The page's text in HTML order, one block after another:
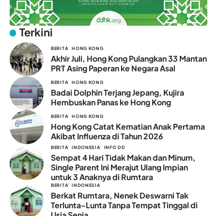
Terkini
BERITA HONG KONG
Akhir Juli, Hong Kong Pulangkan 33 Mantan
PRT Asing Paperan ke Negara Asal
BERITA HONG KONG
Badai Dolphin Terjang Jepang, Kujira
Hembuskan Panas ke Hong Kong
BERITA HONG KONG
Hong Kong Catat Kematian Anak Pertama
Akibat Influenza di Tahun 2026
BERITA INDONESIA INFO DD
Sempat 4 Hari Tidak Makan dan Minum,
Single Parent Ini Merajut Ulang Impian
untuk 3 Anaknya di Rumtara
BERITA INDONESIA
Berkat Rumtara, Nenek Deswarni Tak
Terlunta-Lunta Tanpa Tempat Tinggal di